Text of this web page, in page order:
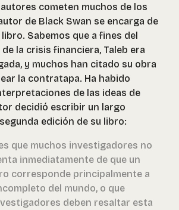
cometen muchos de los
de Black Swan se encarga de
Sabemos que a fines del
la crisis financiera, Taleb era
y muchos han citado su obra
la contratapa. Ha habido
de las ideas de
decidió escribir un largo
edición de su libro:
que muchos investigadores no
inmediatamente de que un
corresponde principalmente a
del mundo, o que
deben resaltar esta